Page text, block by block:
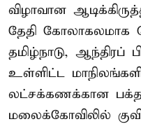
விழாவான
தேதி கோலாகலமாக
தமிழ்நாடு, ஆந்திரப்
உள்ளிட்ட
லட்சக்கணக்கான
மலைக்கோவிலில்